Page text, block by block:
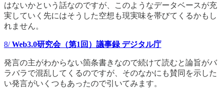
はないかという話なのですが、このようなデータベースが充
実していく先にはそうした空想も現実味を帯びてくるかもし
れません。
8/Web3.0研究会（第1回）議事録 デジタル庁
発言の主がわからない箇条書きなので続けて読むと論旨がバ
ラバラで混乱してくるのですが、そのなかにも賛同を示した
い発言がいくつもあったので引いてみます。